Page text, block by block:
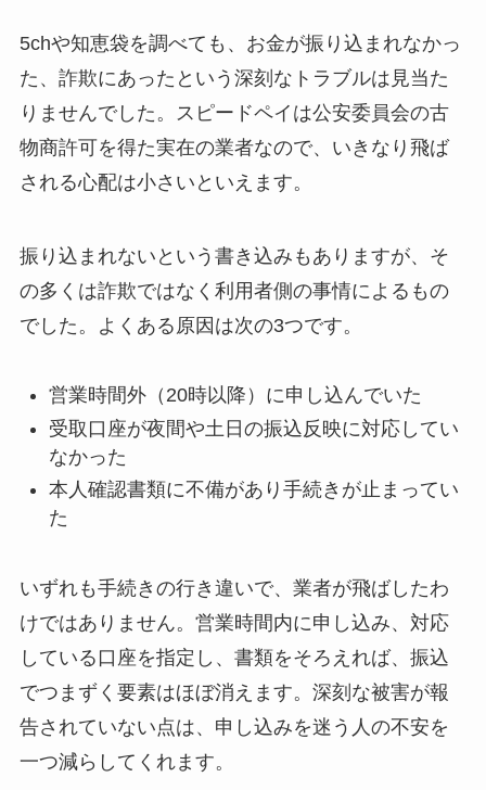
5chや知恵袋を調べても、お金が振り込まれなかっ
た、詐欺にあったという深刻なトラブルは見当た
りませんでした。スピードペイは公安委員会の古
物商許可を得た実在の業者なので、いきなり飛ば
される心配は小さいといえます。
振り込まれないという書き込みもありますが、そ
の多くは詐欺ではなく利用者側の事情によるもの
でした。よくある原因は次の3つです。
営業時間外（20時以降）に申し込んでいた
受取口座が夜間や土日の振込反映に対応してい
なかった
本人確認書類に不備があり手続きが止まってい
た
いずれも手続きの行き違いで、業者が飛ばしたわ
けではありません。営業時間内に申し込み、対応
している口座を指定し、書類をそろえれば、振込
でつまずく要素はほぼ消えます。深刻な被害が報
告されていない点は、申し込みを迷う人の不安を
一つ減らしてくれます。